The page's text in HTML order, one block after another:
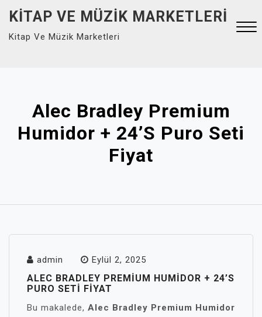
content
KITAP VE MÜZIK MARKETLERI
Kitap Ve Müzik Marketleri
Alec Bradley Premium
Humidor + 24’s Puro Seti
Fiyat
admin Eylül 2, 2025
ALEC BRADLEY PREMIUM HUMIDOR + 24’S
PURO SETI FIYAT
Bu makalede, Alec Bradley Premium Humidor